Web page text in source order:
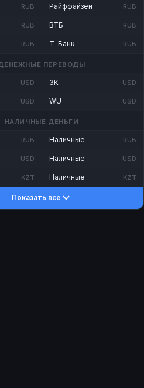
RUB
RUB
RUB
Райффайзен RUB
ВТБ RUB
Т-Банк RUB
ПЕРЕВОДЫ
USD
USD
ЗК USD
WU USD
НАЛИЧНЫЕ ДЕНЬГИ
RUB
USD
KZT
Наличные RUB
Наличные USD
Наличные KZT
Показать все